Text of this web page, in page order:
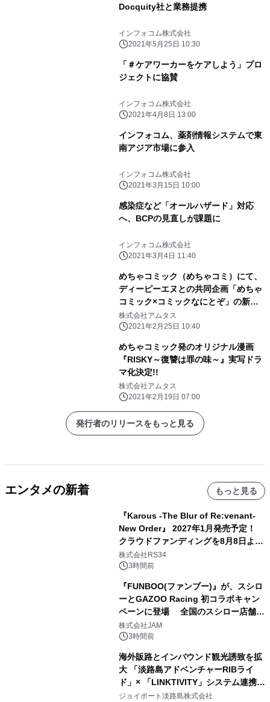
Docquity社と業務提携
インフォコム株式会社
2021年5月25日 10:30
「＃ケアワーカーをケアしよう」プロ
ジェクトに協賛
インフォコム株式会社
2021年4月8日 13:00
インフォコム、薬剤情報システムで東
南アジア市場に参入
インフォコム株式会社
2021年3月15日 10:00
感染症など「オールハザード」対応
へ、BCPの見直しが課題に
インフォコム株式会社
2021年3月4日 11:40
めちゃコミック（めちゃコミ）にて、
ディーピーエヌとの共同企画「めちゃ
コミック×コミックなにとぞ」の新作
が独占先行配信スタート！
株式会社アムタス
2021年2月25日 10:40
めちゃコミック発のオリジナル漫画
『RISKY～復讐は罪の味～』実写ドラ
マ化決定!!
株式会社アムタス
2021年2月19日 07:00
発行者のリリースをもっと見る
エンタメの新着 もっと見る
『Karous -The Blur of Re:venant-
New Order』 2027年1月発売予定！
クラウドファンディングを8月8日より
開始
株式会社RS34
3時間前
『FUNBOO(ファンブー)』が、スシロ
ーとGAZOO Racing 初コラボキャン
ペーンに登場 全国のスシロー店舗で
GR 4車種の FUNBOO(ミニカー)付き
メニューが展開されます
株式会社JAM
3時間前
海外販路とインバウンド観光誘致を拡
大 「淡路島アドベンチャーRIBライ
ド」× 「LINKTIVITY」システム連携を
開始！
ジョイポート淡路島株式会社